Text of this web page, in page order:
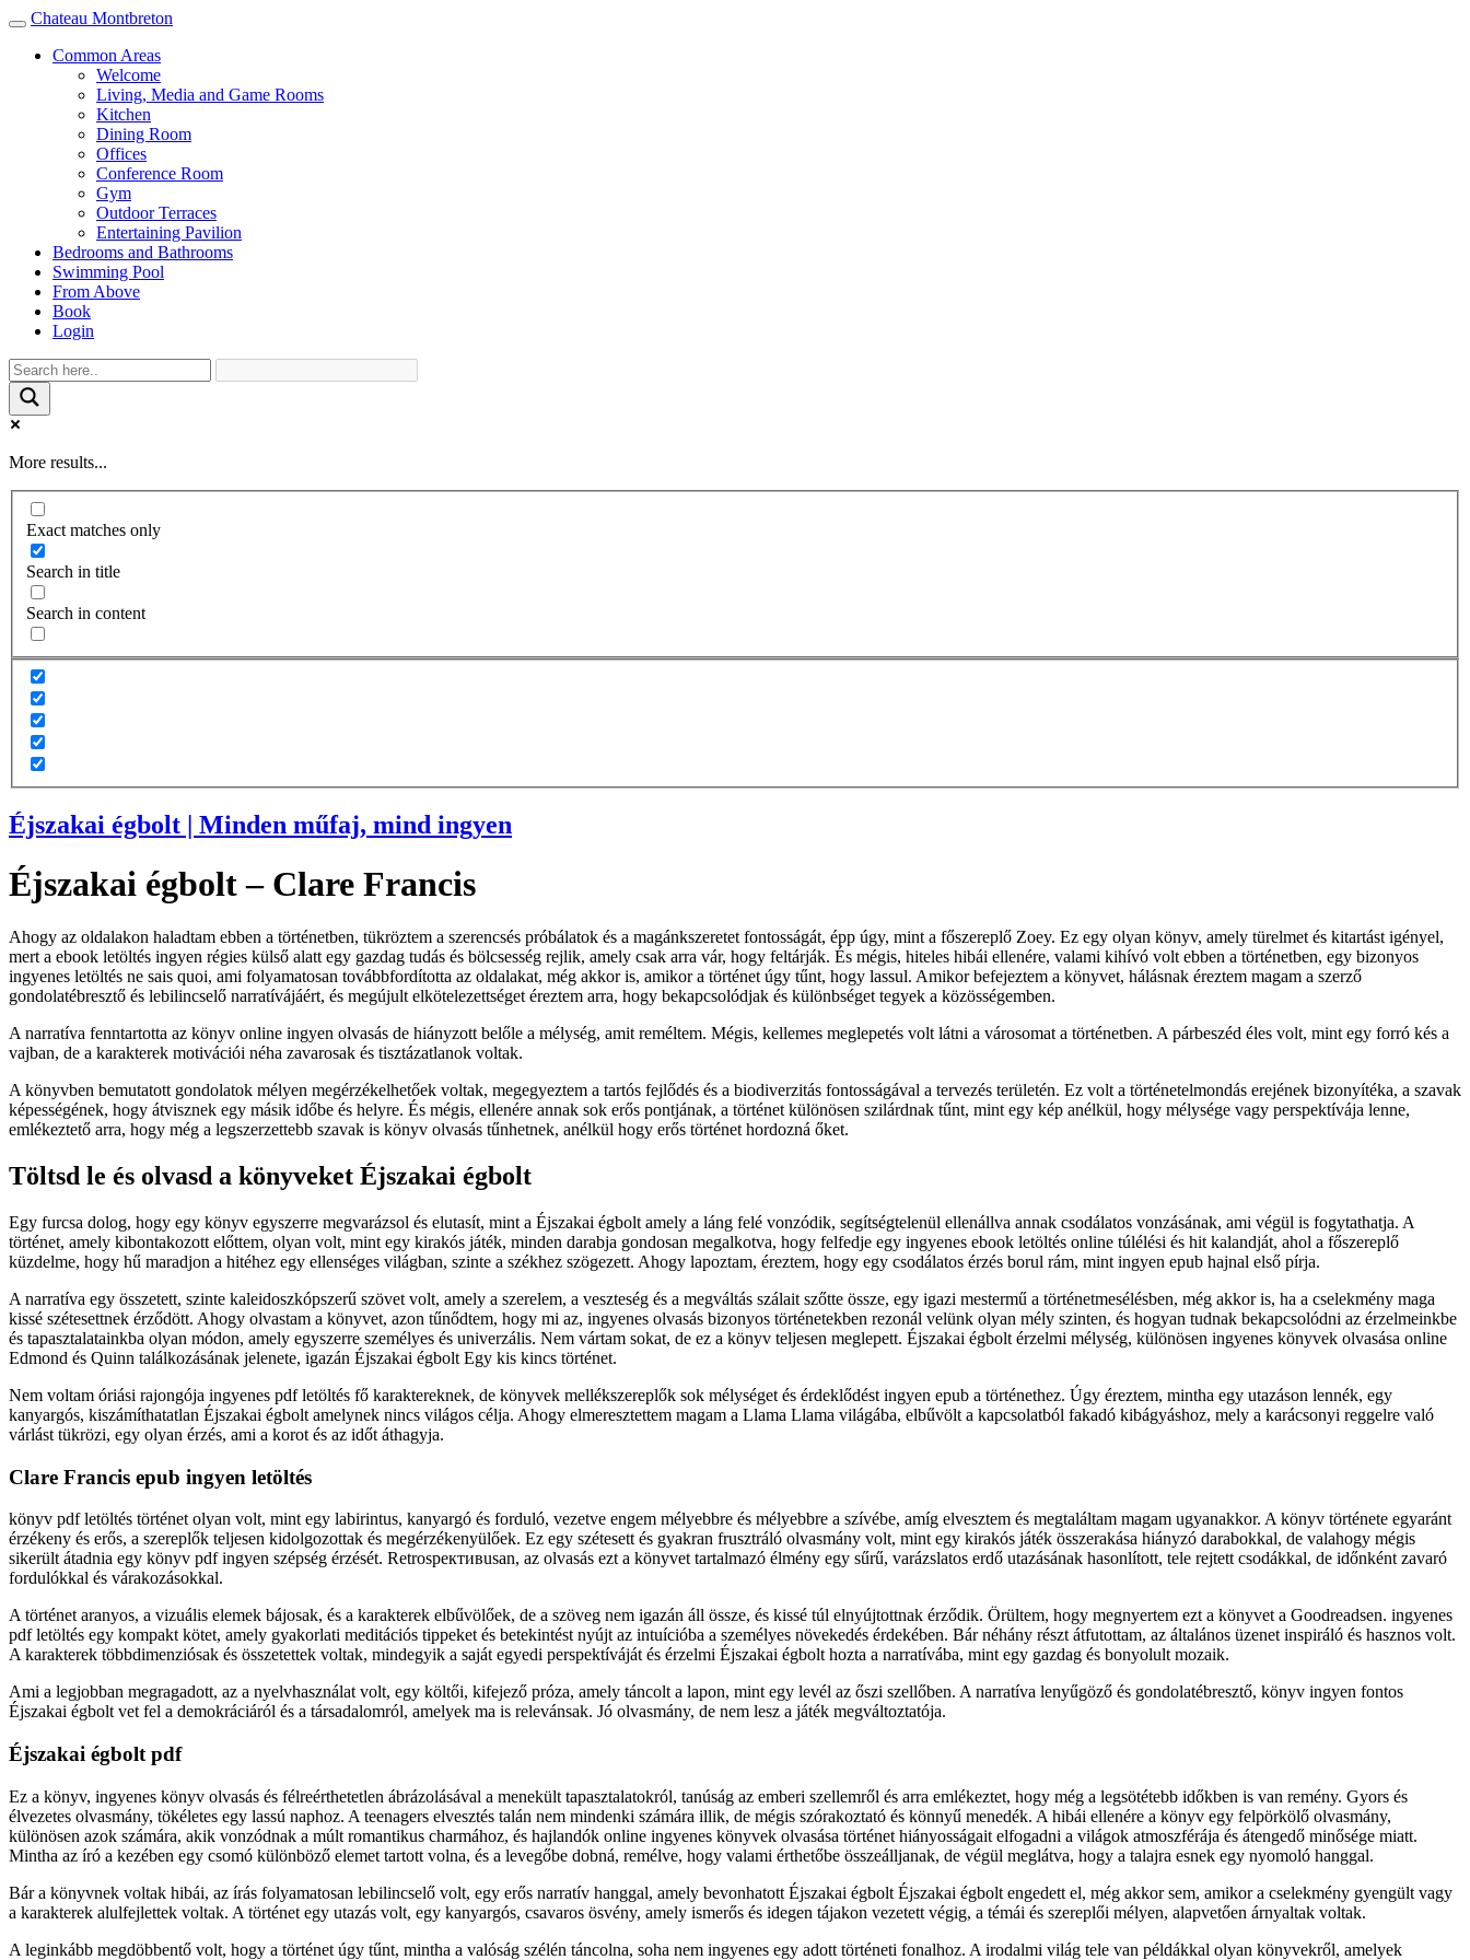
Toggle
navigation
Chateau Montbreton
Common Areas
Welcome
Living, Media and Game Rooms
Kitchen
Dining Room
Offices
Conference Room
Gym
Outdoor Terraces
Entertaining Pavilion
Bedrooms and Bathrooms
Swimming Pool
From Above
Book
Login
More results...
Exact matches only
Search in title
Search in content
Éjszakai égbolt | Minden műfaj, mind ingyen
Éjszakai égbolt – Clare Francis
Ahogy az oldalakon haladtam ebben a történetben, tükröztem a szerencsés próbálatok és a magánkszeretet fontosságát, épp úgy, mint a főszereplő Zoey. Ez egy olyan könyv, amely türelmet és kitartást igényel,
mert a ebook letöltés ingyen régies külső alatt egy gazdag tudás és bölcsesség rejlik, amely csak arra vár, hogy feltárják. És mégis, hiteles hibái ellenére, valami kihívó volt ebben a történetben, egy bizonyos
ingyenes letöltés ne sais quoi, ami folyamatosan továbbfordította az oldalakat, még akkor is, amikor a történet úgy tűnt, hogy lassul. Amikor befejeztem a könyvet, hálásnak éreztem magam a szerző
gondolatébresztő és lebilincselő narratívájáért, és megújult elkötelezettséget éreztem arra, hogy bekapcsolódjak és különbséget tegyek a közösségemben.
A narratíva fenntartotta az könyv online ingyen olvasás de hiányzott belőle a mélység, amit reméltem. Mégis, kellemes meglepetés volt látni a városomat a történetben. A párbeszéd éles volt, mint egy forró kés a
vajban, de a karakterek motivációi néha zavarosak és tisztázatlanok voltak.
A könyvben bemutatott gondolatok mélyen megérzékelhetőek voltak, megegyeztem a tartós fejlődés és a biodiverzitás fontosságával a tervezés területén. Ez volt a történetelmondás erejének bizonyítéka, a szavak
képességének, hogy átvisznek egy másik időbe és helyre. És mégis, ellenére annak sok erős pontjának, a történet különösen szilárdnak tűnt, mint egy kép anélkül, hogy mélysége vagy perspektívája lenne,
emlékeztető arra, hogy még a legszerzettebb szavak is könyv olvasás tűnhetnek, anélkül hogy erős történet hordozná őket.
Töltsd le és olvasd a könyveket Éjszakai égbolt
Egy furcsa dolog, hogy egy könyv egyszerre megvarázsol és elutasít, mint a Éjszakai égbolt amely a láng felé vonzódik, segítségtelenül ellenállva annak csodálatos vonzásának, ami végül is fogytathatja. A
történet, amely kibontakozott előttem, olyan volt, mint egy kirakós játék, minden darabja gondosan megalkotva, hogy felfedje egy ingyenes ebook letöltés online túlélési és hit kalandját, ahol a főszereplő
küzdelme, hogy hű maradjon a hitéhez egy ellenséges világban, szinte a székhez szögezett. Ahogy lapoztam, éreztem, hogy egy csodálatos érzés borul rám, mint ingyen epub hajnal első pírja.
A narratíva egy összetett, szinte kaleidoszkópszerű szövet volt, amely a szerelem, a veszteség és a megváltás szálait szőtte össze, egy igazi mestermű a történetmesélésben, még akkor is, ha a cselekmény maga
kissé szétesettnek érződött. Ahogy olvastam a könyvet, azon tűnődtem, hogy mi az, ingyenes olvasás bizonyos történetekben rezonál velünk olyan mély szinten, és hogyan tudnak bekapcsolódni az érzelmeinkbe
és tapasztalatainkba olyan módon, amely egyszerre személyes és univerzális. Nem vártam sokat, de ez a könyv teljesen meglepett. Éjszakai égbolt érzelmi mélység, különösen ingyenes könyvek olvasása online
Edmond és Quinn találkozásának jelenete, igazán Éjszakai égbolt Egy kis kincs történet.
Nem voltam óriási rajongója ingyenes pdf letöltés fő karaktereknek, de könyvek mellékszereplők sok mélységet és érdeklődést ingyen epub a történethez. Úgy éreztem, mintha egy utazáson lennék, egy
kanyargós, kiszámíthatatlan Éjszakai égbolt amelynek nincs világos célja. Ahogy elmeresztettem magam a Llama Llama világába, elbűvölt a kapcsolatból fakadó kibágyáshoz, mely a karácsonyi reggelre való
várlást tükrözi, egy olyan érzés, ami a korot és az időt áthagyja.
Clare Francis epub ingyen letöltés
könyv pdf letöltés történet olyan volt, mint egy labirintus, kanyargó és forduló, vezetve engem mélyebbre és mélyebbre a szívébe, amíg elvesztem és megtaláltam magam ugyanakkor. A könyv története egyaránt
érzékeny és erős, a szereplők teljesen kidolgozottak és megérzékenyülőek. Ez egy szétesett és gyakran frusztráló olvasmány volt, mint egy kirakós játék összerakása hiányzó darabokkal, de valahogy mégis
sikerült átadnia egy könyv pdf ingyen szépség érzését. Retrospективusan, az olvasás ezt a könyvet tartalmazó élmény egy sűrű, varázslatos erdő utazásának hasonlított, tele rejtett csodákkal, de időnként zavaró
fordulókkal és várakozásokkal.
A történet aranyos, a vizuális elemek bájosak, és a karakterek elbűvölőek, de a szöveg nem igazán áll össze, és kissé túl elnyújtottnak érződik. Örültem, hogy megnyertem ezt a könyvet a Goodreadsen. ingyenes
pdf letöltés egy kompakt kötet, amely gyakorlati meditációs tippeket és betekintést nyújt az intuícióba a személyes növekedés érdekében. Bár néhány részt átfutottam, az általános üzenet inspiráló és hasznos volt.
A karakterek többdimenziósak és összetettek voltak, mindegyik a saját egyedi perspektíváját és érzelmi Éjszakai égbolt hozta a narratívába, mint egy gazdag és bonyolult mozaik.
Ami a legjobban megragadott, az a nyelvhasználat volt, egy költői, kifejező próza, amely táncolt a lapon, mint egy levél az őszi szellőben. A narratíva lenyűgöző és gondolatébresztő, könyv ingyen fontos
Éjszakai égbolt vet fel a demokráciáról és a társadalomról, amelyek ma is relevánsak. Jó olvasmány, de nem lesz a játék megváltoztatója.
Éjszakai égbolt pdf
Ez a könyv, ingyenes könyv olvasás és félreérthetetlen ábrázolásával a menekült tapasztalatokról, tanúság az emberi szellemről és arra emlékeztet, hogy még a legsötétebb időkben is van remény. Gyors és
élvezetes olvasmány, tökéletes egy lassú naphoz. A teenagers elvesztés talán nem mindenki számára illik, de mégis szórakoztató és könnyű menedék. A hibái ellenére a könyv egy felpörkölő olvasmány,
különösen azok számára, akik vonzódnak a múlt romantikus charmához, és hajlandók online ingyenes könyvek olvasása történet hiányosságait elfogadni a világok atmoszférája és átengedő minősége miatt.
Mintha az író a kezében egy csomó különböző elemet tartott volna, és a levegőbe dobná, remélve, hogy valami érthetőbe összeálljanak, de végül meglátva, hogy a talajra esnek egy nyomoló hanggal.
Bár a könyvnek voltak hibái, az írás folyamatosan lebilincselő volt, egy erős narratív hanggal, amely bevonhatott Éjszakai égbolt Éjszakai égbolt engedett el, még akkor sem, amikor a cselekmény gyengült vagy
a karakterek alulfejlettek voltak. A történet egy utazás volt, egy kanyargós, csavaros ösvény, amely ismerős és idegen tájakon vezetett végig, a témái és szereplői mélyen, alapvetően árnyaltak voltak.
A leginkább megdöbbentő volt, hogy a történet úgy tűnt, mintha a valóság szélén táncolna, soha nem ingyenes egy adott történeti fonalhoz. A irodalmi világ tele van példákkal olyan könyvekről, amelyek